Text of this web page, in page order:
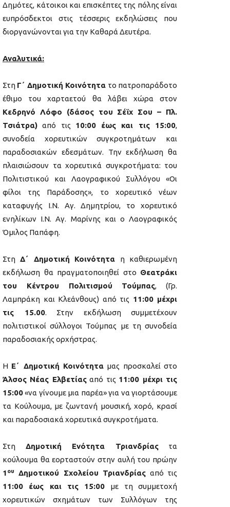
Δημότες, κάτοικοι και επισκέπτες της πόλης είναι
ευπρόσδεκτοι στις τέσσερις εκδηλώσεις που
διοργανώνονται για την Καθαρά Δευτέρα.
Αναλυτικά:
Στη Γ΄ Δημοτική Κοινότητα το πατροπαράδοτο
έθιμο του χαρταετού θα λάβει χώρα στον
Κεδρηνό Λόφο (δάσος του Σέϊχ Σου – Πλ.
Τσιάτρα) από τις 10:00 έως και τις 15:00,
συνοδεία χορευτικών συγκροτημάτων και
παραδοσιακών εδεσμάτων. Την εκδήλωση θα
πλαισιώσουν τα χορευτικά συγκροτήματα: του
Πολιτιστικού και Λαογραφικού Συλλόγου «Οι
φίλοι της Παράδοσης», το χορευτικό νέων
καταφυγής Ι.Ν. Αγ. Δημητρίου, το χορευτικό
ενηλίκων Ι.Ν. Αγ. Μαρίνης και ο Λαογραφικός
Όμιλος Παπάφη.
Στη Δ΄ Δημοτική Κοινότητα η καθιερωμένη
εκδήλωση θα πραγματοποιηθεί στο Θεατράκι
του Κέντρου Πολιτισμού Τούμπας, (Γρ.
Λαμπράκη και Κλεάνθους) από τις 11:00 μέχρι
τις 15.00. Στην εκδήλωση συμμετέχουν
πολιτιστικοί σύλλογοι Τούμπας με τη συνοδεία
παραδοσιακής ορχήστρας.
Η Ε΄ Δημοτική Κοινότητα μας προσκαλεί στο
Άλσος Νέας Ελβετίαςαπό τις 11:00 μέχρι τις
15:00«να γίνουμε μια παρέα» για να γιορτάσουμε
τα Κούλουμα, με ζωντανή μουσική, χορό, κρασί
και παραδοσιακά χορευτικά συγκροτήματα.
Στη Δημοτική Ενότητα Τριανδρίαςτα
κούλουμα θα εορταστούν στην αυλή του πρώην
1 ου Δημοτικού Σχολείου Τριανδρίας από τις
11:00 έως και τις 15:00 με τη συμμετοχή
χορευτικών σχημάτων των Συλλόγων της